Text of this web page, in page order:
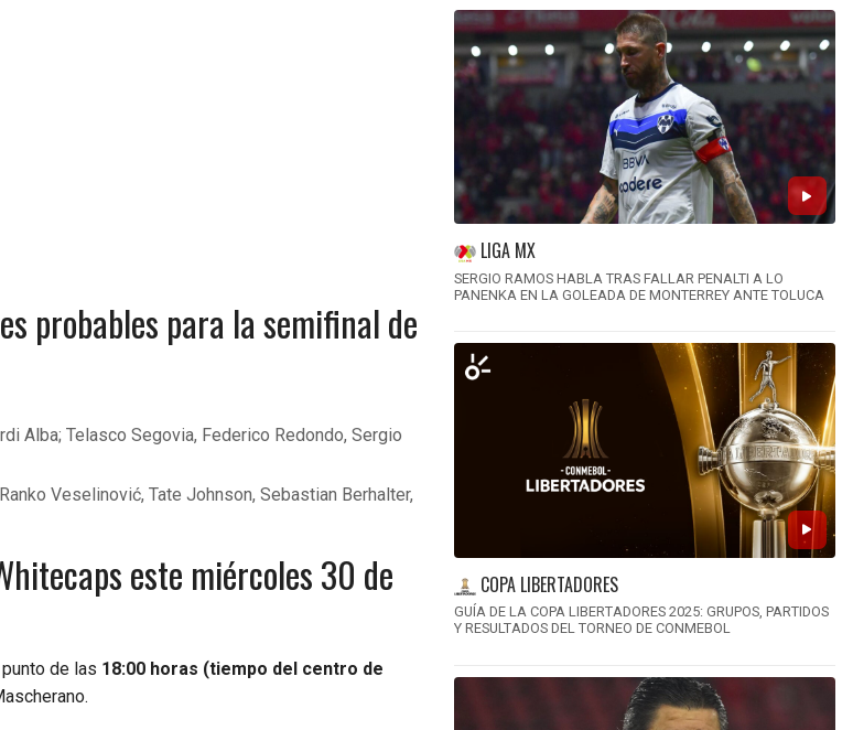
probables para la semifinal de
Alba; Telasco Segovia, Federico Redondo, Sergio
Veselinović, Tate Johnson, Sebastian Berhalter,
este miércoles 30 de
de las 18:00 horas (tiempo del centro de
LIGA MX
SERGIO RAMOS HABLA TRAS FALLAR PENALTI A LO
PANENKA EN LA GOLEADA DE MONTERREY ANTE TOLUCA
COPA LIBERTADORES
GUÍA DE LA COPA LIBERTADORES 2025: GRUPOS, PARTIDOS
Y RESULTADOS DEL TORNEO DE CONMEBOL